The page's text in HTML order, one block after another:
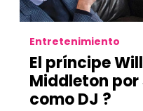
Entretenimiento
El príncipe
Middleton
como DJ ?